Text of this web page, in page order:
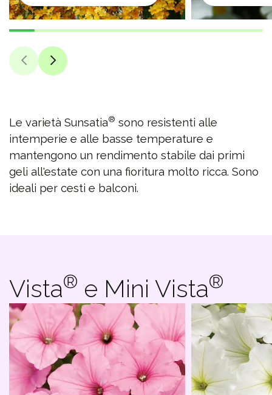
Le varietà Sunsatia® sono resistenti alle
intemperie e alle basse temperature e
mantengono un rendimento stabile dai primi
geli all'estate con una fioritura molto ricca. Sono
ideali per cesti e balconi.
Vista® e Mini Vista®